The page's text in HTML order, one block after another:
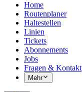
Home
Routenplaner
Haltestellen
Linien
Tickets
Abonnements
Jobs
Fragen & Kontakt
Mehr